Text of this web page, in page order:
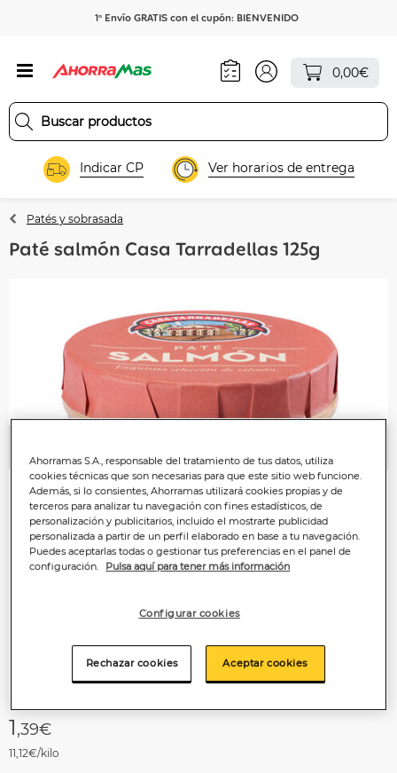
1º Envío GRATIS con el cupón: BIENVENIDO
0,00€
Indicar CP Ver horarios de entrega
Patés y sobrasada
Paté salmón Casa Tarradellas 125g
Anterior
1,39€
11,12€/kilo
Ahorramas S.A., responsable del tratamiento de tus datos, utiliza
cookies técnicas que son necesarias para que este sitio web funcione.
Además, si lo consientes, Ahorramas utilizará cookies propias y de
terceros para analizar tu navegación con fines estadísticos, de
personalización y publicitarios, incluido el mostrarte publicidad
personalizada a partir de un perfil elaborado en base a tu navegación.
Puedes aceptarlas todas o gestionar tus preferencias en el panel de
configuración.
Pulsa aquí para tener más información
Configurar cookies
Rechazar cookies Aceptar cookies